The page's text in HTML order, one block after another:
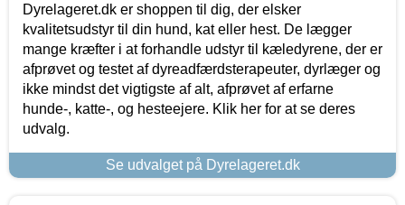
Dyrelageret.dk er shoppen til dig, der elsker
kvalitetsudstyr til din hund, kat eller hest. De lægger
mange kræfter i at forhandle udstyr til kæledyrene, der er
afprøvet og testet af dyreadfærdsterapeuter, dyrlæger og
ikke mindst det vigtigste af alt, afprøvet af erfarne
hunde-, katte-, og hesteejere. Klik her for at se deres
udvalg.
Se udvalget på Dyrelageret.dk